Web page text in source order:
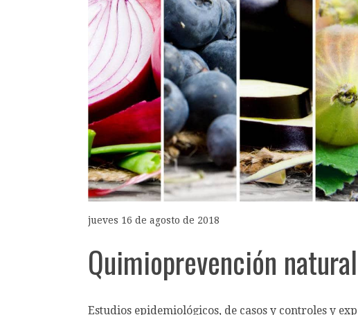
jueves 16 de agosto de 2018
Quimioprevención
Estudios epidemiológicos, de casos y controles y